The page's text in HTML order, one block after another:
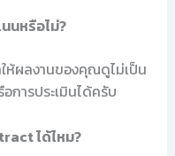
นหรือไม่?
ห้ผลงานของคุณดูไม่เป็น
การประเมินได้ครับ
ได้ไหม?